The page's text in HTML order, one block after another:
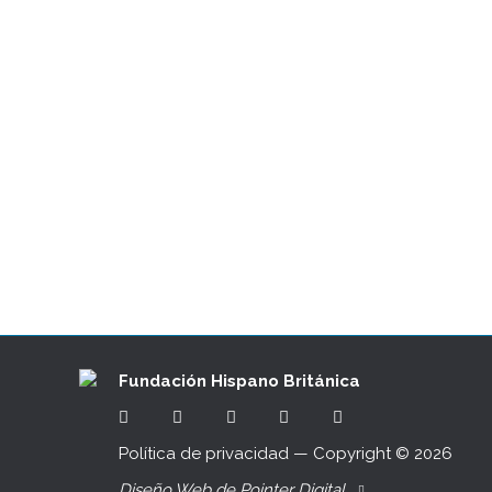
Fundación Hispano Británica
Política de privacidad — Copyright © 2026